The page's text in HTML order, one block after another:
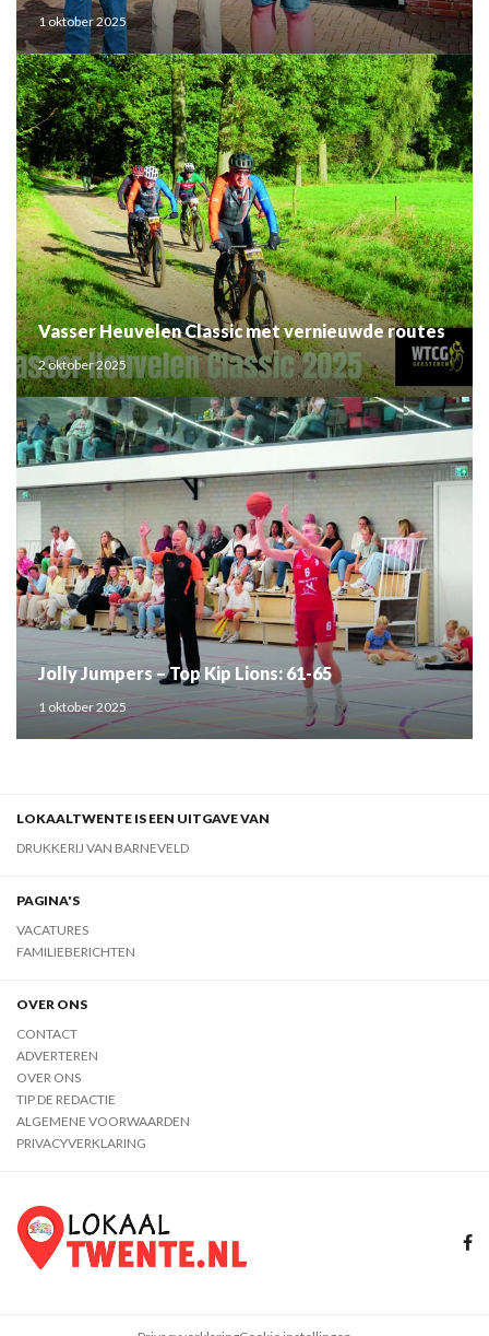
1 oktober 2025
Vasser Heuvelen Classic met vernieuwde routes
2 oktober 2025
Jolly Jumpers – Top Kip Lions: 61-65
1 oktober 2025
LOKAALTWENTE IS EEN UITGAVE VAN
DRUKKERIJ VAN BARNEVELD
PAGINA'S
VACATURES
FAMILIEBERICHTEN
OVER ONS
CONTACT
ADVERTEREN
OVER ONS
TIP DE REDACTIE
ALGEMENE VOORWAARDEN
PRIVACYVERKLARING